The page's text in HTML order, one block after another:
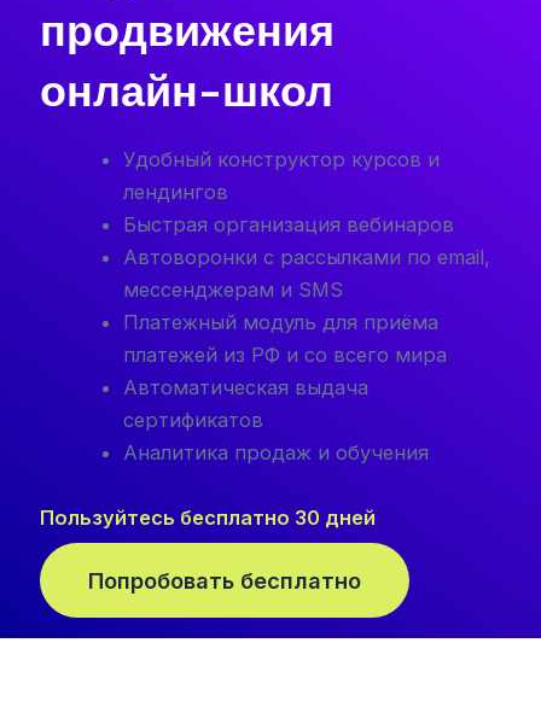
продвижения
онлайн-школ
Удобный конструктор курсов и
лендингов
Быстрая организация вебинаров
Автоворонки с рассылками по email,
мессенджерам и SMS
Платежный модуль для приёма
платежей из РФ и со всего мира
Автоматическая выдача
сертификатов
Аналитика продаж и обучения
Пользуйтесь бесплатно 30 дней
Попробовать бесплатно